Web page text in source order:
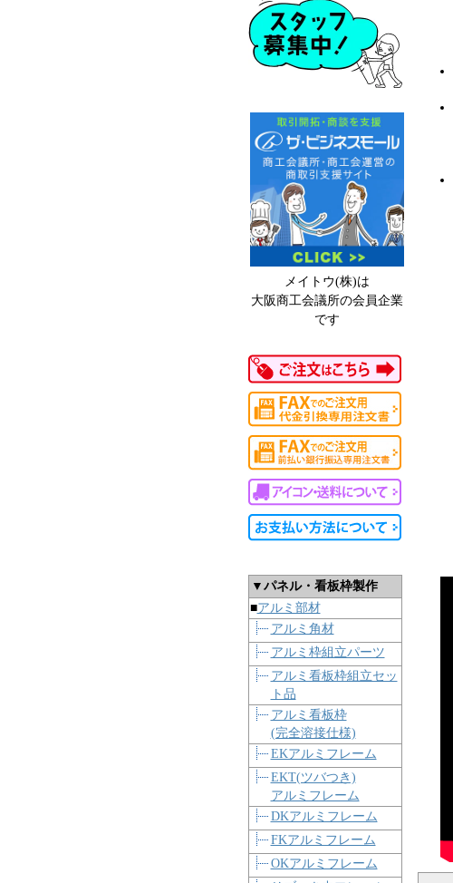
メイトウ(株)は
大阪商工会議所の会員企業
です
▼パネル・看板枠製作
■アルミ部材
アルミ角材
アルミ枠組立パーツ
アルミ看板枠組立セッ
ト品
アルミ看板枠
(完全溶接仕様)
EKアルミフレーム
EKT(ツバつき)
アルミフレーム
DKアルミフレーム
FKアルミフレーム
OKアルミフレーム